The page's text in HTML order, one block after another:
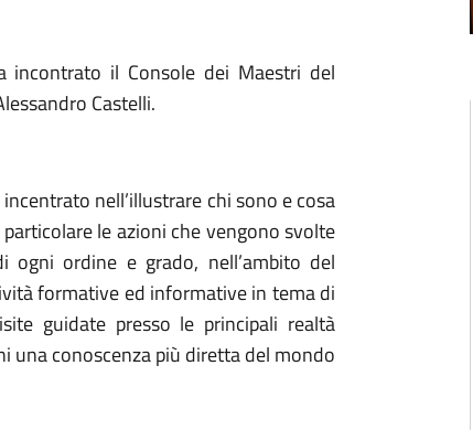
incontrato il Console dei Maestri del
Castelli.
nell’illustrare chi sono e cosa
le azioni che vengono svolte
ordine e grado, nell’ambito del
formative ed informative in tema di
guidate presso le principali realtà
una conoscenza più diretta del mondo